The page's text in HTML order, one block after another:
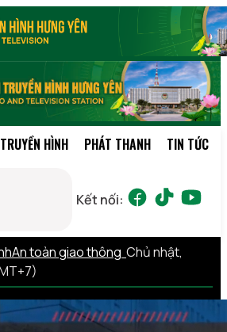
TRUYỀN HÌNH PHÁT THANH TIN TỨC
Kết nối:
An toàn giao thông Chủ nhật,